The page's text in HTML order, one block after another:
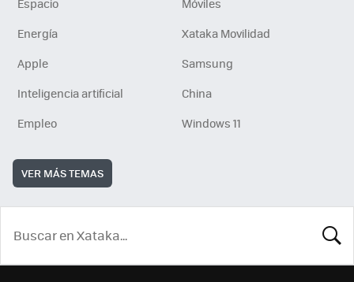
Energía
Xataka Movilidad
Apple
Samsung
Inteligencia artificial
China
Empleo
Windows 11
VER MÁS TEMAS